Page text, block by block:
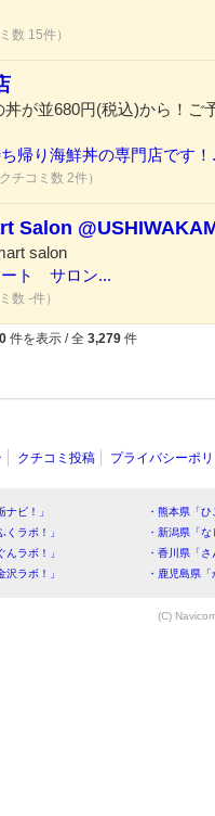
数 15件）
が並680円(税込)から！ご
帰り海鮮丼の専門店です！
チコミ数 2件）
Salon
salon
ト サロン...
数 -件）
件を表示 / 全 3,279 件
クチコミ投稿 プライバシーポ
ナビ！」
・熊本県「
くラボ！」
・新潟県「
んラボ！」
・香川県「
沢ラボ！」
・鹿児島県
(C)